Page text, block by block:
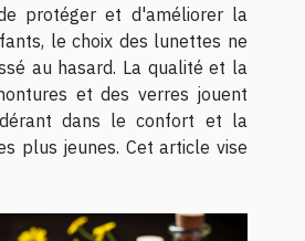
protéger et d'améliorer la
le choix des lunettes ne
au hasard. La qualité et la
et des verres jouent
dans le confort et la
plus jeunes. Cet article vise